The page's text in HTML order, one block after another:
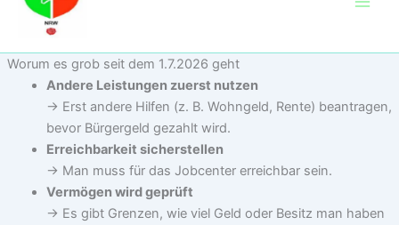
Worum es grob seit dem 1.7.2026 geht
Andere Leistungen zuerst nutzen
→ Erst andere Hilfen (z. B. Wohngeld, Rente) beantragen,
bevor Bürgergeld gezahlt wird.
Erreichbarkeit sicherstellen
→ Man muss für das Jobcenter erreichbar sein.
Vermögen wird geprüft
→ Es gibt Grenzen, wie viel Geld oder Besitz man haben